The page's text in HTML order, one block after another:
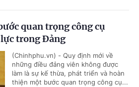
quan trọng công cụ
trong Đảng
(Chinhphu.vn) - Quy định mới về
những điều đảng viên không được
làm là sự kế thừa, phát triển và hoàn
thiện một bước quan trọng công cụ...